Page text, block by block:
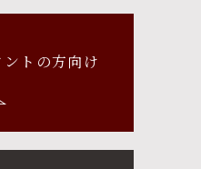
トの方向け